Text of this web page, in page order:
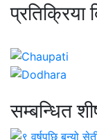
प्रतिक्रिया
सम्बन्धित